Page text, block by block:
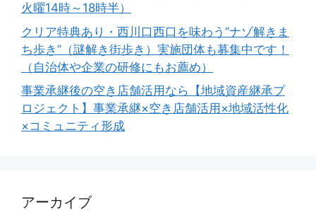
火曜14時～18時半）
クリア特典あり・西川口西口を味わう”ナゾ解きま
ち歩き”（謎解き街歩き）実施団体も募集中です！
（自治体や企業の研修にもお薦め）
事業承継後の空き店舗活用なら【地域資産継承プ
ロジェクト】事業承継×空き店舗活用×地域活性化
×コミュニティ形成
アーカイブ